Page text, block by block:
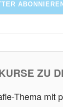
ABONNIEREN
ZU
Thema mit